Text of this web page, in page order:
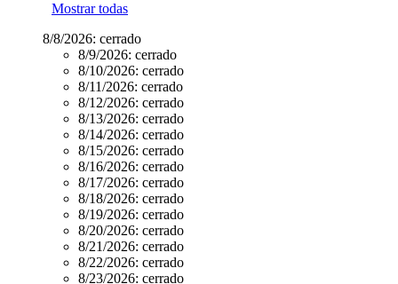
Mostrar todas
8/8/2026: cerrado
8/9/2026: cerrado
8/10/2026: cerrado
8/11/2026: cerrado
8/12/2026: cerrado
8/13/2026: cerrado
8/14/2026: cerrado
8/15/2026: cerrado
8/16/2026: cerrado
8/17/2026: cerrado
8/18/2026: cerrado
8/19/2026: cerrado
8/20/2026: cerrado
8/21/2026: cerrado
8/22/2026: cerrado
8/23/2026: cerrado